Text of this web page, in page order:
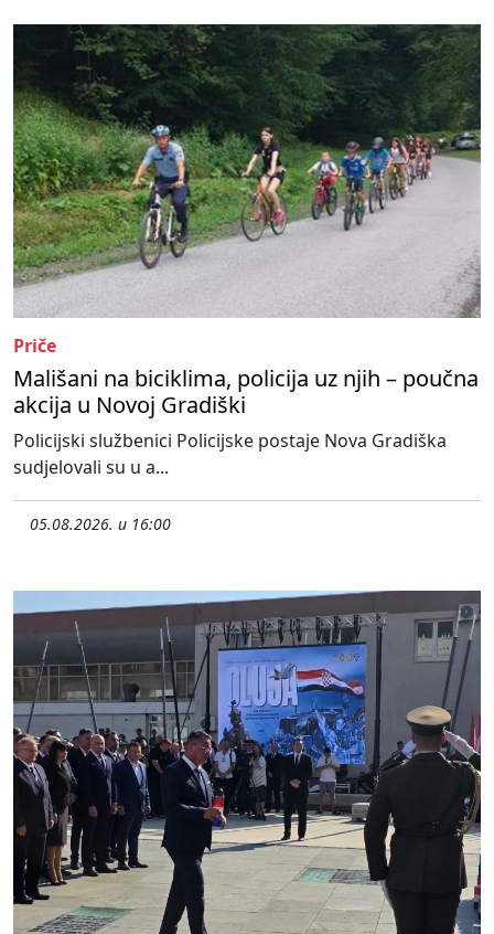
Priče
Mališani na biciklima, policija uz njih – poučna
akcija u Novoj Gradiški
Policijski službenici Policijske postaje Nova Gradiška
sudjelovali su u a...
05.08.2026. u 16:00